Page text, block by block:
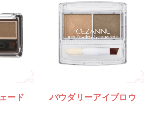
ード
パウダリーアイブロウ